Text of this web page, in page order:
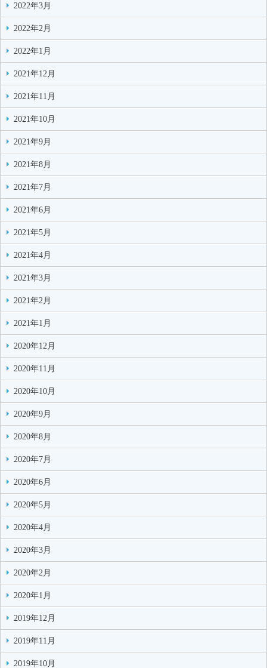
2022年3月
2022年2月
2022年1月
2021年12月
2021年11月
2021年10月
2021年9月
2021年8月
2021年7月
2021年6月
2021年5月
2021年4月
2021年3月
2021年2月
2021年1月
2020年12月
2020年11月
2020年10月
2020年9月
2020年8月
2020年7月
2020年6月
2020年5月
2020年4月
2020年3月
2020年2月
2020年1月
2019年12月
2019年11月
2019年10月